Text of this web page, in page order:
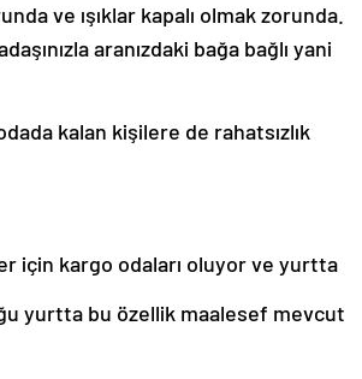
ve ışıklar kapalı olmak zorunda.
aranızdaki bağa bağlı yani
kalan kişilere de rahatsızlık
için kargo odaları oluyor ve yurtta
yurtta bu özellik maalesef mevcut